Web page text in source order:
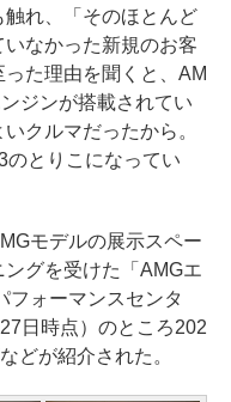
れ、「そのほとんど
なかった新規のお客
た理由を聞くと、AM
ジンが搭載されてい
クルマだったから。
のとりこになってい
モデルの展示スペー
グを受けた「AMGエ
フォーマンスセンタ
日時点）のところ202
どが紹介された。